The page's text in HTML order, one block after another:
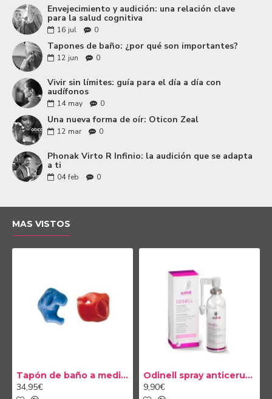
Envejecimiento y audición: una relación clave
para la salud cognitiva
16 jul 0
Tapones de baño: ¿por qué son importantes?
12 jun 0
Vivir sin límites: guía para el día a día con
audífonos
14 may 0
Una nueva forma de oír: Oticon Zeal
12 mar 0
Phonak Virto R Infinio: la audición que se adapta
a ti
04 feb 0
MAS VISTOS
Tapón de baño a medida
34,95€
Odinell spray anticerumen 50ml
9,90€